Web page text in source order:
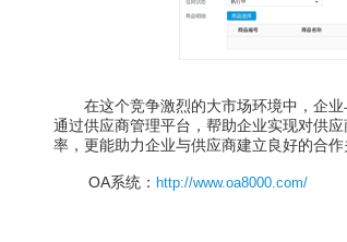
在这个竞争激烈的大市场环境中，企业
通过供应商管理平台，帮助企业实现对供
率，更能助力企业与供应商建立良好的合
OA系统： http://www.oa8000.com/